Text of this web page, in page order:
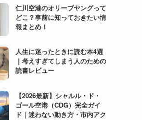
仁川空港のオリーブヤングって
どこ？事前に知っておきたい情
報まとめ！
人生に迷ったときに読む本4選
｜考えすぎてしまう人のための
読書レビュー
【2026最新】シャルル・ド・
ゴール空港（CDG）完全ガイ
ド｜迷わない動き方・市内アク